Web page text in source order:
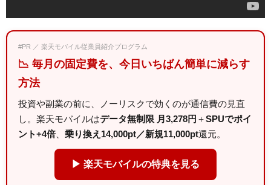
#PR ／ 楽天モバイル従業員紹介プログラム
📉 毎月の固定費を、今日いちばん簡単に減らす
方法
投資や副業の前に、ノーリスクで効くのが通信費の見直
し。楽天モバイルはデータ無制限 月3,278円 ＋SPUでポイ
ント+4倍
乗り換え14,000pt／新規11,000pt還元。
▶ 楽天モバイルの特典を見る